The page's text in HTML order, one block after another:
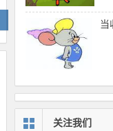
当
关注我们